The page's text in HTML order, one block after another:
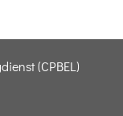
(CPBEL)